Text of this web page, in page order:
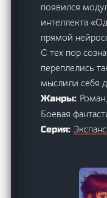
появился
интеллекта
прямой
С тех пор
переплелись
мыслили себя
Жанры:
Боевая
Серия: